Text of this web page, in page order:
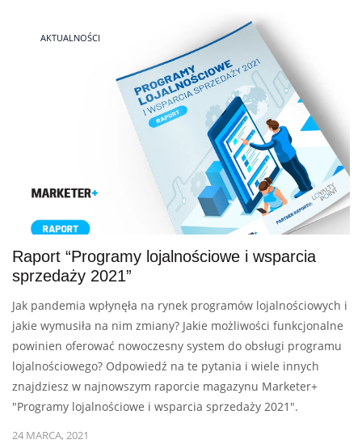
AKTUALNOŚCI
Raport “Programy lojalnościowe i wsparcia
sprzedaży 2021”
Jak pandemia wpłynęła na rynek programów lojalnościowych i
jakie wymusiła na nim zmiany? Jakie możliwości funkcjonalne
powinien oferować nowoczesny system do obsługi programu
lojalnościowego? Odpowiedź na te pytania i wiele innych
znajdziesz w najnowszym raporcie magazynu Marketer+
"Programy lojalnościowe i wsparcia sprzedaży 2021".
24 MARCA, 2021